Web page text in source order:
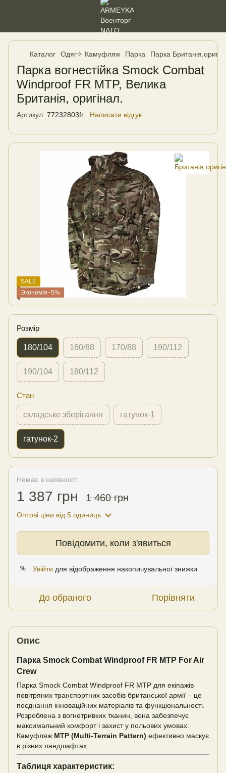
Каталог Одяг✧ Камуфляж Парка Парка
Парка вогнестійка Smock Combat
Windproof FR MTP, Велика
Британія, оригінал.
Артикул: 77232803fr Написати відгук
SALE
Экономія−5%
Розмір
180/104 160/88 170/88 190/112
190/104 180/112
Стан
складське зберігання гатунок-1
гатунок-2
Немає в наявності
1 387 грн 1 460 грн
Оптові ціни від 5 одиниць
Повідомити, коли з'явиться
% Увійти для відображення накопичувальної знижки
До обраного Порівняти
Опис
Парка Smock Combat Windproof FR MTP For Air
Crew
Парка Smock Combat Windproof FR MTP для екіпажів
повітряних транспортних засобів британської армії – це
поєднання інноваційних матеріалів та функціональності.
Розроблена з вогнетривких тканин, вона забезпечує
максимальний комфорт і захист у польових умовах.
Камуфляж MTP (Multi-Terrain Pattern) ефективно маскує
в різних ландшафтах.
Таблиця характеристик: